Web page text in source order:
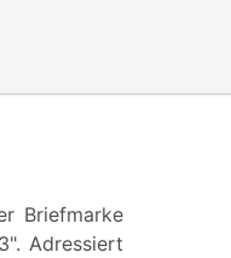
Briefmarke
Adressiert